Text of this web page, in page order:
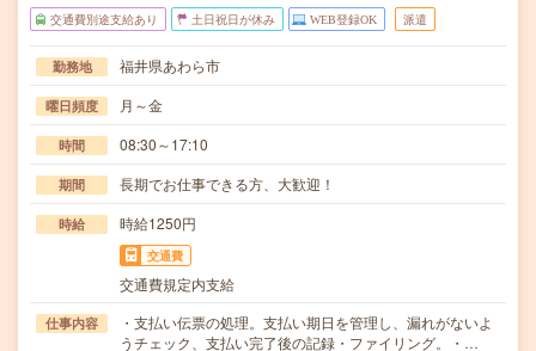
交通費別途支給あり 土日祝日が休み WEB登録OK 派遣
勤務地 福井県あわら市
曜日頻度 月～金
時間 08:30～17:10
期間 長期でお仕事できる方、大歓迎！
時給 時給1250円
交通費
交通費規定内支給
仕事内容
・支払い伝票の処理。支払い期日を管理し、漏れがないよ
うチェック、支払い完了後の記録・ファイリング。・…